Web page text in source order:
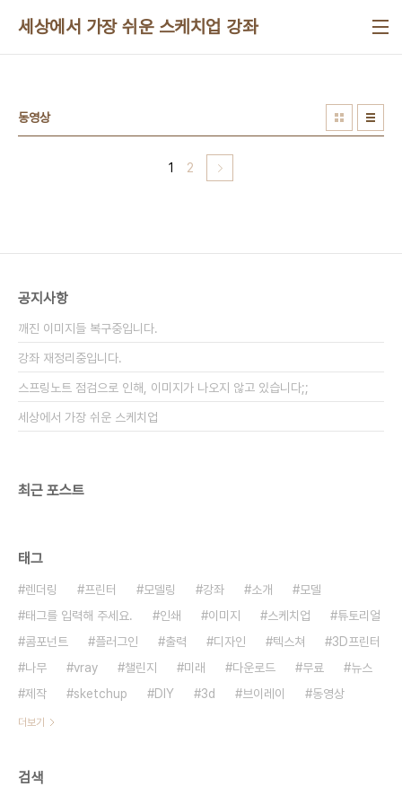
세상에서 가장 쉬운 스케치업 강좌
동영상
1 2
공지사항
깨진 이미지들 복구중입니다.
강좌 재정리중입니다.
스프링노트 점검으로 인해, 이미지가 나오지 않고 있습니다;;
세상에서 가장 쉬운 스케치업
최근 포스트
태그
렌더링 프린터 모델링 강좌 소개
모델
태그를 입력해 주세요.
인쇄 이미지 스케치업
튜토리얼
콤포넌트
플러그인 출력 디자인 텍스쳐
3D프린터
나무
vray 챌린지 미래 다운로드 무료
뉴스
제작
sketchup DIY 3d 브이레이 동영상
더보기
검색